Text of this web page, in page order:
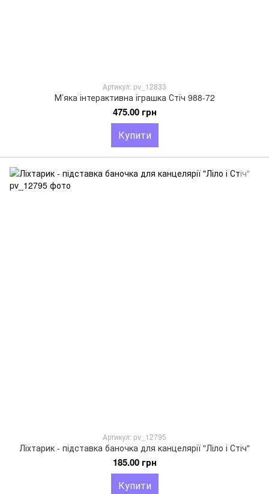
Артикул: pv_12833
М’яка інтерактивна іграшка Стіч 988-72
475.00 грн
Купити
Артикул: pv_12795
Ліхтарик - підставка баночка для канцелярії "Ліло і Стіч"
185.00 грн
Купити